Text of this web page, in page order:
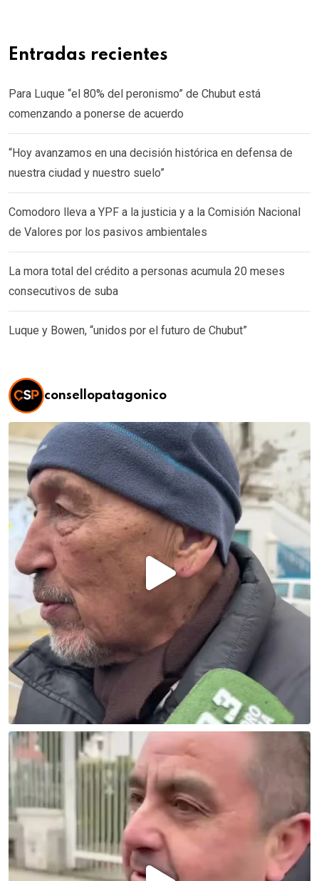
Entradas recientes
Para Luque “el 80% del peronismo” de Chubut está
comenzando a ponerse de acuerdo
“Hoy avanzamos en una decisión histórica en defensa de
nuestra ciudad y nuestro suelo”
Comodoro lleva a YPF a la justicia y a la Comisión Nacional
de Valores por los pasivos ambientales
La mora total del crédito a personas acumula 20 meses
consecutivos de suba
Luque y Bowen, “unidos por el futuro de Chubut”
consellopatagonico